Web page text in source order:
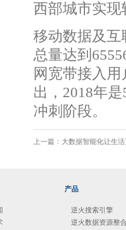
西部城市实
移动数据及
总量达到
网宽带接入
出，2018年
冲刺阶段。
上一篇： 大数据智能化让生活
产品
逆火搜索引擎
逆火数据资源整